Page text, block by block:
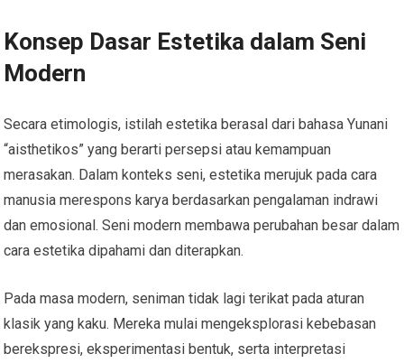
Konsep Dasar Estetika dalam Seni
Modern
Secara etimologis, istilah estetika berasal dari bahasa Yunani
“aisthetikos” yang berarti persepsi atau kemampuan
merasakan. Dalam konteks seni, estetika merujuk pada cara
manusia merespons karya berdasarkan pengalaman indrawi
dan emosional. Seni modern membawa perubahan besar dalam
cara estetika dipahami dan diterapkan.
Pada masa modern, seniman tidak lagi terikat pada aturan
klasik yang kaku. Mereka mulai mengeksplorasi kebebasan
berekspresi, eksperimentasi bentuk, serta interpretasi